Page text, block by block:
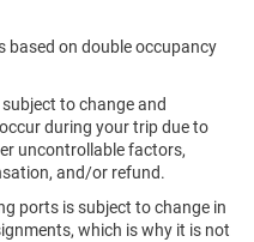
based on double occupancy
to change and
during your trip due to
uncontrollable factors,
and/or refund.
ports is subject to change in
which is why it is not